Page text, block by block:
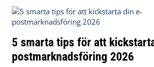
5 smarta tips för att
postmarknadsföring 2026